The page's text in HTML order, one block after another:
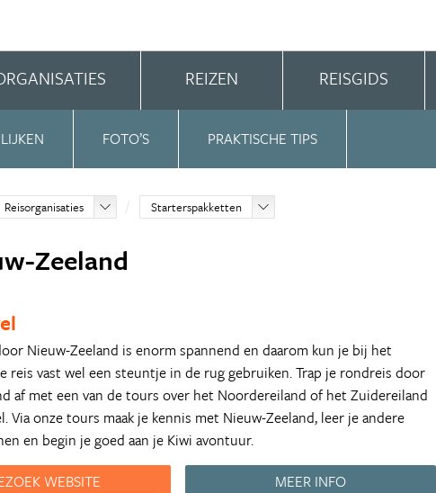
REIZEN REISGIDS
FOTO’S PRAKTISCHE TIPS
Reisorganisaties Starterspakketten
Zeeland
Nieuw-Zeeland is enorm spannend en daarom kun je bij het
reis vast wel een steuntje in de rug gebruiken. Trap je rondreis door
af met een van de tours over het Noordereiland of het Zuidereiland
Via onze tours maak je kennis met Nieuw-Zeeland, leer je andere
en begin je goed aan je Kiwi avontuur.
WEBSITE
MEER INFO